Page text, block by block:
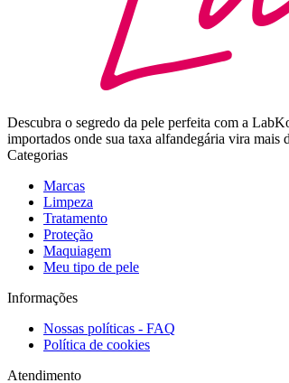
Descubra o segredo da pele perfeita com a
importados onde sua taxa alfandegária vira
Categorias
Marcas
Limpeza
Tratamento
Proteção
Maquiagem
Meu tipo de pele
Informações
Nossas políticas - FAQ
Política de cookies
Atendimento